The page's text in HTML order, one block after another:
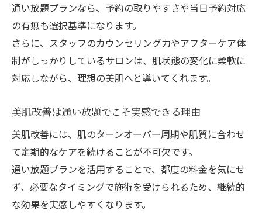
通い放題プランなら、予約の取りやすさや当日予約対応
の有無も選択基準になります。
さらに、スタッフのカウンセリング力やアフターケア体
制がしっかりしているサロンは、肌状態の変化に柔軟に
対応しながら、理想の美肌へと導いてくれます。
美肌改善は通い放題でこそ実感できる理由
美肌改善には、肌のターンオーバー周期や肌質に合わせ
て定期的なケアを続けることが不可欠です。
通い放題プランを活用することで、都度の料金を気にせ
ず、必要なタイミングで施術を受けられるため、継続的
な効果を実感しやすくなります。